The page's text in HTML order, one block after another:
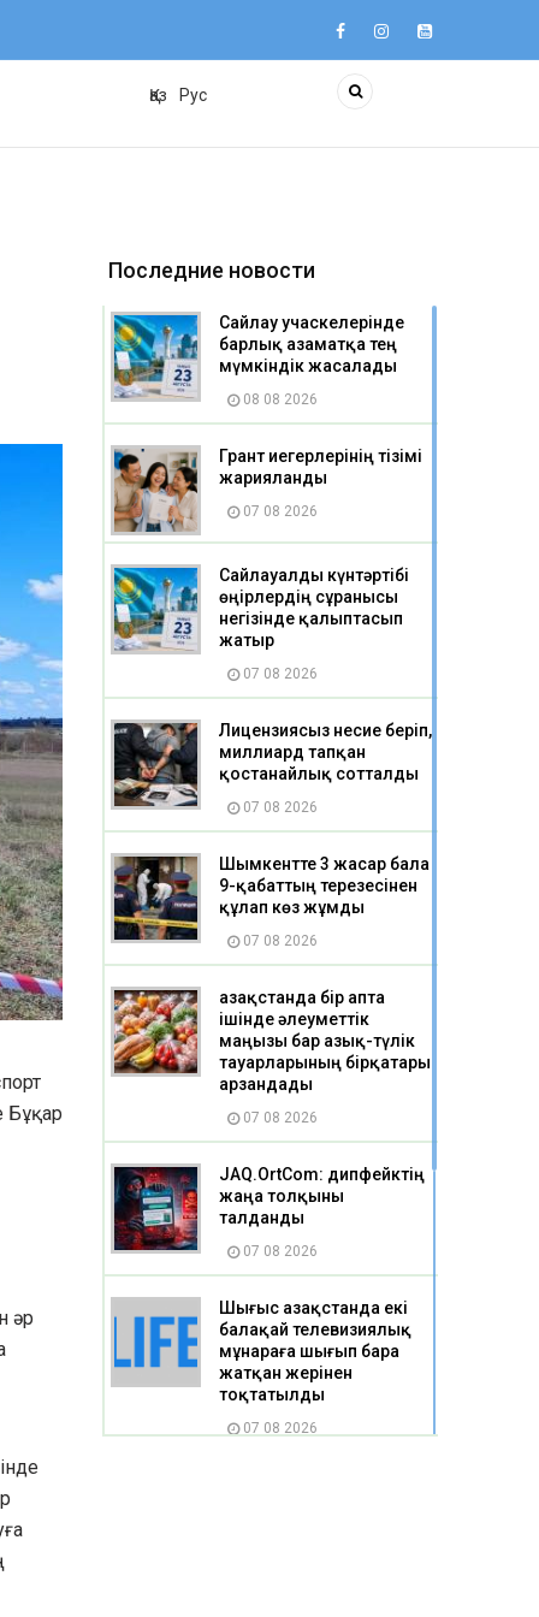
Қаз Рус
Бұқар
әр
Последние новости
Сайлау учаскелерінде
барлық азаматқа тең
мүмкіндік жасалады
08 08 2026
Грант иегерлерінің тізімі
жарияланды
07 08 2026
Сайлауалды күнтәртібі
өңірлердің сұранысы
негізінде қалыптасып
жатыр
07 08 2026
Лицензиясыз несие беріп,
миллиард тапқан
қостанайлық сотталды
07 08 2026
Шымкентте 3 жасар бала
9-қабаттың терезесінен
құлап көз жұмды
07 08 2026
Қазақстанда бір апта
ішінде әлеуметтік
маңызы бар азық-түлік
тауарларының бірқатары
арзандады
07 08 2026
JAQ.OrtCom: дипфейктің
жаңа толқыны
талданды
07 08 2026
Шығыс Қазақстанда екі
балақай телевизиялық
мұнараға шығып бара
жатқан жерінен
тоқтатылды
07 08 2026